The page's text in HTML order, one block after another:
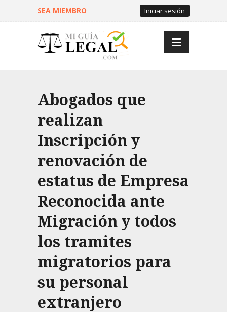
SEA MIEMBRO Iniciar sesión
Abogados que
realizan
Inscripción y
renovación de
estatus de Empresa
Reconocida ante
Migración y todos
los tramites
migratorios para
su personal
extranjero